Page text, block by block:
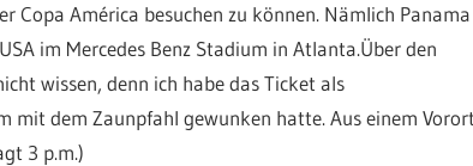
Copa América besuchen zu können. Nämlich Panama
im Mercedes Benz Stadium in Atlanta.Über den
wissen, denn ich habe das Ticket als
mit dem Zaunpfahl gewunken hatte. Aus einem Vorort
3 p.m.)